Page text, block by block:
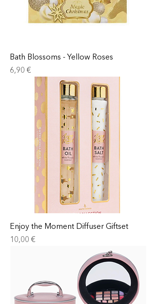
Bath Blossoms - Yellow Roses
Prix
6,90 €
Enjoy the Moment Diffuser Giftset
Prix
10,00 €